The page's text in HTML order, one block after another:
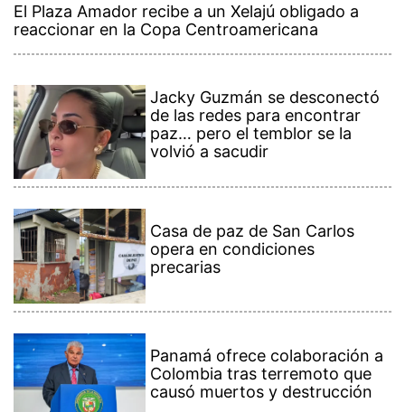
El Plaza Amador recibe a un Xelajú obligado a
reaccionar en la Copa Centroamericana
Jacky Guzmán se desconectó
de las redes para encontrar
paz… pero el temblor se la
volvió a sacudir
Casa de paz de San Carlos
opera en condiciones
precarias
Panamá ofrece colaboración a
Colombia tras terremoto que
causó muertos y destrucción